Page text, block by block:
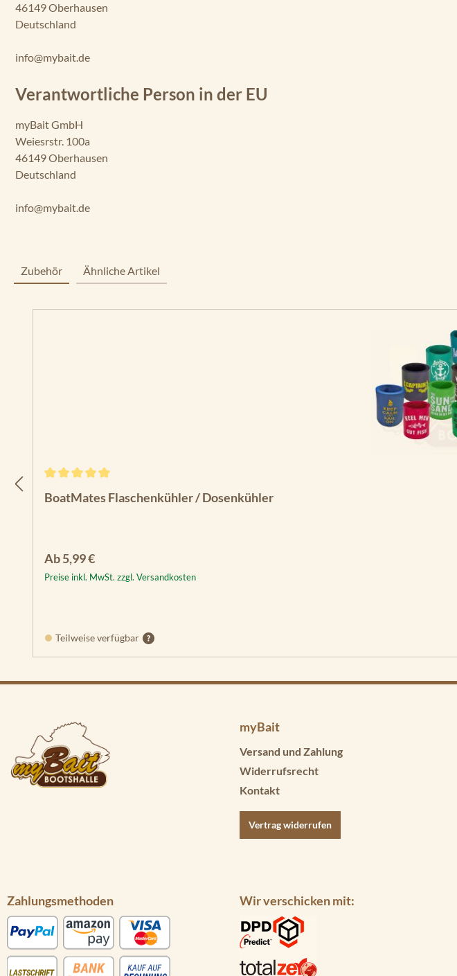
46149 Oberhausen
Deutschland
info@mybait.de
Verantwortliche Person in der EU
myBait GmbH
Weiesrstr. 100a
46149 Oberhausen
Deutschland
info@mybait.de
Zubehör Ähnliche Artikel
BoatMates Flaschenkühler / Dosenkühler
Regulärer Preis:
Ab5,99 €
Preise inkl. MwSt. zzgl. Versandkosten
Teilweise verfügbar
myBait
Versand und Zahlung
Widerrufsrecht
Kontakt
Vertrag widerrufen
Zahlungsmethoden Wir verschicken mit: